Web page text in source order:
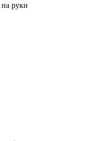
на руки